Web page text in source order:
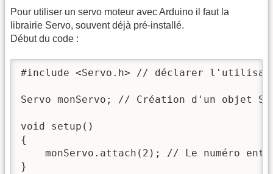
Pour utiliser un servo moteur avec Arduino il faut la
librairie Servo, souvent déjà pré-installé.
Début du code :
#include <Servo.h> // déclarer
Servo monServo; // Création d'un objet
void setup()
{
monServo.attach(2); // Le numéro
}